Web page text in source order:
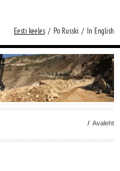
Eesti keeles / Po Russki / In English
/ Avaleht